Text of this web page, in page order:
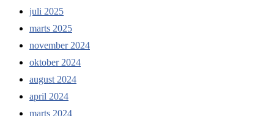
juli 2025
marts 2025
november 2024
oktober 2024
august 2024
april 2024
marts 2024